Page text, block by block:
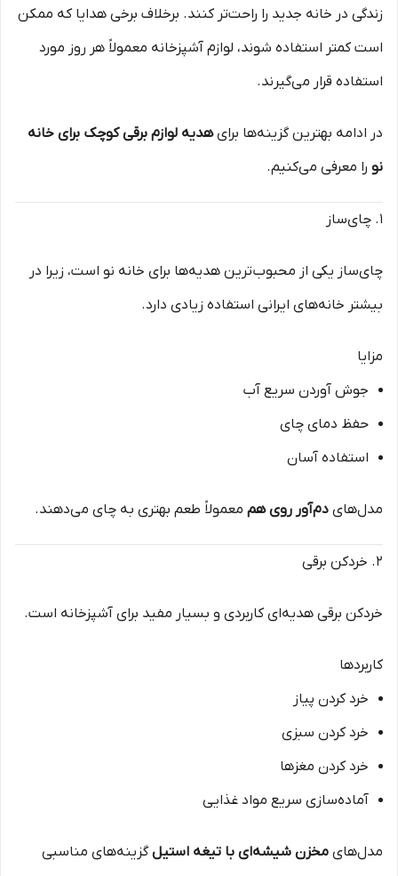
زندگی در خانه جدید را راحت‌تر کنند. برخلاف برخی هدایا که ممکن
است کمتر استفاده شوند، لوازم آشپزخانه معمولاً هر روز مورد
استفاده قرار می‌گیرند.
در ادامه بهترین گزینه‌ها برایهدیه لوازم برقی کوچک برای خانه
نو را معرفی می‌کنیم.
۱. چای‌ساز
چای‌ساز یکی از محبوب‌ترین هدیه‌ها برای خانه نو است، زیرا در
بیشتر خانه‌های ایرانی استفاده زیادی دارد.
مزایا
جوش آوردن سریع آب
حفظ دمای چای
استفاده آسان
مدل‌های دم‌آور روی هم معمولاً طعم بهتری به چای می‌دهند.
۲. خردکن برقی
خردکن برقی هدیه‌ای کاربردی و بسیار مفید برای آشپزخانه است.
کاربردها
خرد کردن پیاز
خرد کردن سبزی
خرد کردن مغزها
آماده‌سازی سریع مواد غذایی
مدل‌های مخزن شیشه‌ای با تیغه استیلگزینه‌های مناسبی